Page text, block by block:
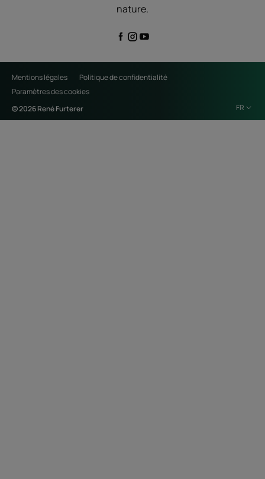
nature.
Mentions légales
Politique de confidentialité
Paramètres des cookies
© 2026 René Furterer
FR